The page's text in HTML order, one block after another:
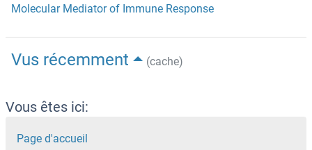
Molecular Mediator of Immune Response
Vus récemment (cache)
Vous êtes ici:
Page d'accueil